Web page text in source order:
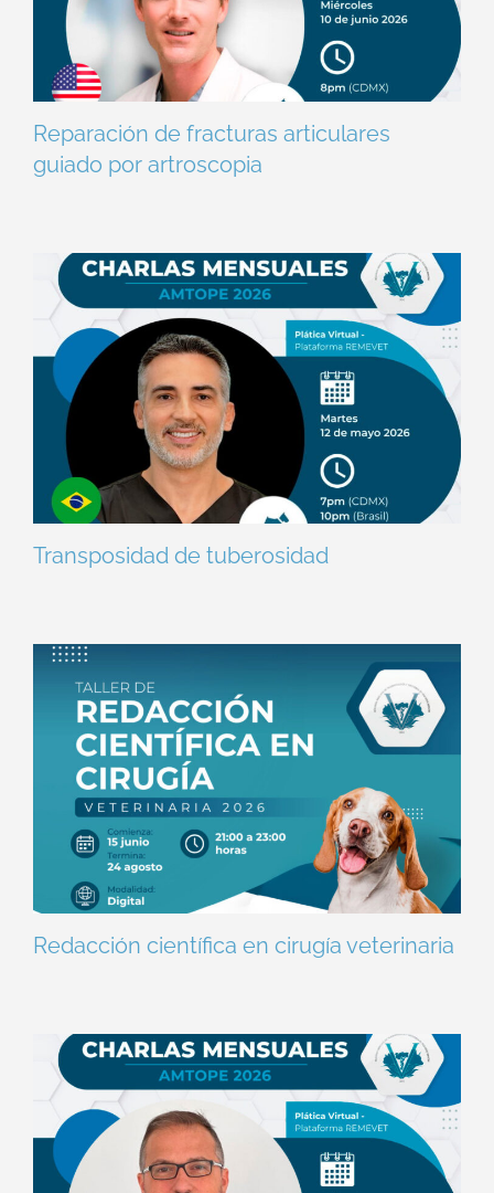
Reparación de fracturas articulares
guiado por artroscopia
Transposidad de tuberosidad
Redacción científica en cirugía veterinaria